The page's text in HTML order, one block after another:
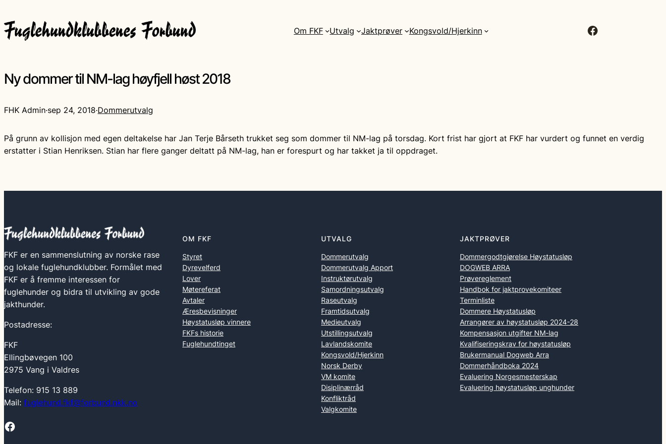
Om FKF Utvalg Jaktprøver Kongsvold/Hjerkinn Facebook
Ny dommer til NM-lag høyfjell høst 2018
FHK Admin·sep 24, 2018·Dommerutvalg
På grunn av kollisjon med egen deltakelse har Jan Terje Bårseth trukket seg som dommer til NM-lag på torsdag. Kort frist har gjort at FKF har vurdert og funnet en verdig
erstatter i Stian Henriksen. Stian har flere ganger deltatt på NM-lag, han er forespurt og har takket ja til oppdraget.
FKF er en sammenslutning av norske rase
og lokale fuglehundklubber. Formålet med
FKF er å fremme interessen for
fuglehunder og bidra til utvikling av gode
jakthunder.
Postadresse:
FKF
Ellingbøvegen 100
2975 Vang i Valdres
Telefon: 915 13 889
Mail: fuglehund.fkf@forbund.nkk.no
Facebook
OM FKF
Styret
Dyrevelferd
Lover
Møtereferat
Avtaler
Æresbevisninger
Høystatusløp vinnere
FKFs historie
Fuglehundtinget
UTVALG
Dommerutvalg
Dommerutvalg Apport
Instruktørutvalg
Samordningsutvalg
Raseutvalg
Framtidsutvalg
Medieutvalg
Utstillingsutvalg
Lavlandskomite
Kongsvold/Hjerkinn
Norsk Derby
VM komite
Disiplinærråd
Konfliktråd
Valgkomite
JAKTPRØVER
Dommergodtgjørelse Høystatusløp
DOGWEB ARRA
Prøvereglement
Handbok for jaktprovekomiteer
Terminliste
Dommere Høystatusløp
Arrangører av høystatusløp 2024-28
Kompensasjon utgifter NM-lag
Kvalifiseringskrav for høystatusløp
Brukermanual Dogweb Arra
Dommerhåndboka 2024
Evaluering Norgesmesterskap
Evaluering høystatusløp unghunder